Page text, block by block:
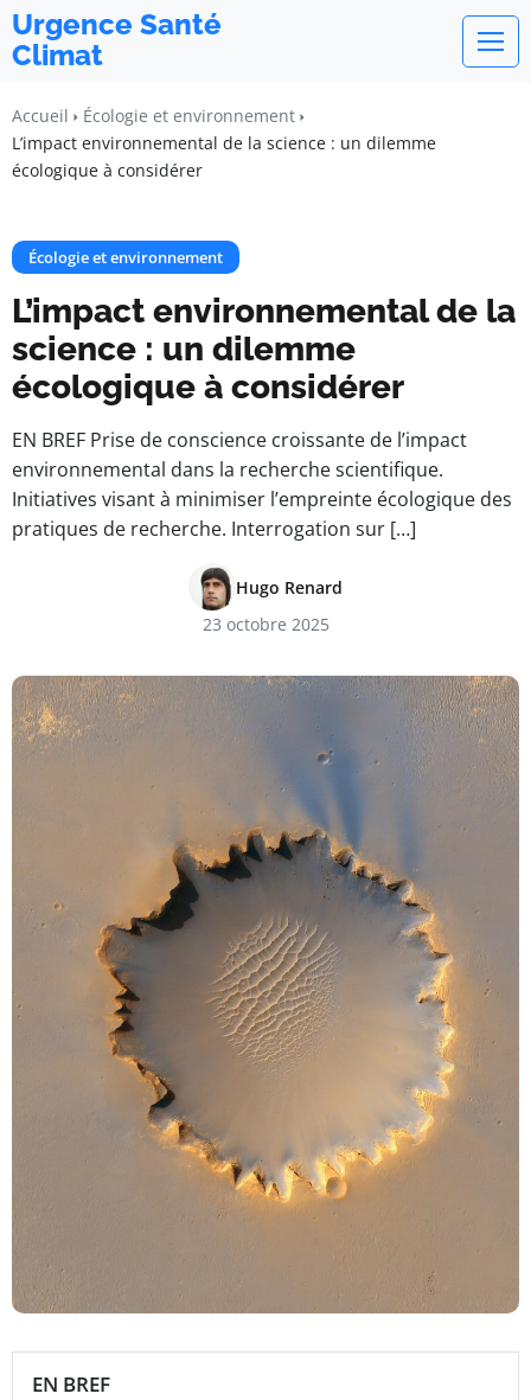
Urgence Santé
Climat
Accueil
Écologie et environnement
L’impact environnemental de la science : un dilemme
écologique à considérer
Écologie et environnement
L’impact environnemental de la
science : un dilemme
écologique à considérer
EN BREF Prise de conscience croissante de l’impact
environnemental dans la recherche scientifique.
Initiatives visant à minimiser l’empreinte écologique des
pratiques de recherche. Interrogation sur […]
Hugo Renard
23 octobre 2025
EN BREF